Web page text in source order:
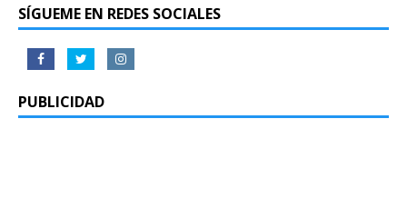
SÍGUEME EN REDES SOCIALES
PUBLICIDAD